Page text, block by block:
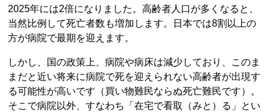
2025年には2倍になりました。高齢者人口が多くなると、
当然比例して死亡者数も増加します。日本では8割以上の
方が病院で最期を迎えます。
しかし、国の政策上、病院や病床は減少しており、このま
まだと近い将来に病院で死を迎えられない高齢者が出現す
る可能性が高いです（買い物難民ならぬ死亡難民です）。
そこで病院以外、すなわち「在宅で看取（みと）る」とい